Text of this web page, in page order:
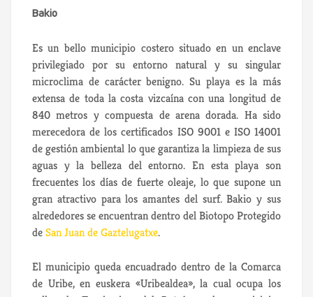
Bakio
Es un bello municipio costero situado en un enclave
privilegiado por su entorno natural y su singular
microclima de carácter benigno. Su playa es la más
extensa de toda la costa vizcaína con una longitud de
840 metros y compuesta de arena dorada. Ha sido
merecedora de los certificados ISO 9001 e ISO 14001
de gestión ambiental lo que garantiza la limpieza de sus
aguas y la belleza del entorno. En esta playa son
frecuentes los días de fuerte oleaje, lo que supone un
gran atractivo para los amantes del surf. Bakio y sus
alrededores se encuentran dentro del Biotopo Protegido
deSan Juan de Gaztelugatxe.
El municipio queda encuadrado dentro de la Comarca
de Uribe, en euskera «Uribealdea», la cual ocupa los